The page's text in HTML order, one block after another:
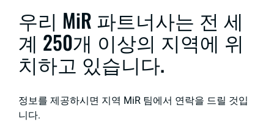
우리 MiR 파트너사는 전 세
계 250개 이상의 지역에 위
치하고 있습니다.
정보를 제공하시면 지역 MiR 팀에서 연락을 드릴 것입
니다.